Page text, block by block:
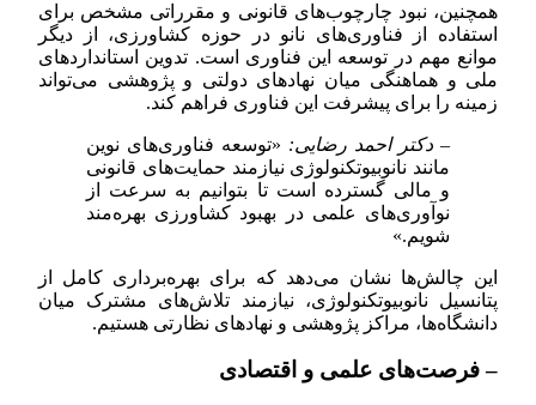
همچنین، نبود چارچوب‌های قانونی و مقرراتی مشخص برای
استفاده از فناوری‌های نانو در حوزه کشاورزی، از دیگر
موانع مهم در توسعه این فناوری است. تدوین استانداردهای
ملی و هماهنگی میان نهادهای دولتی و پژوهشی می‌تواند
زمینه را برای پیشرفت این فناوری فراهم کند.
– دکتر احمد رضایی: «توسعه فناوری‌های نوین
مانند نانوبیوتکنولوژی نیازمند حمایت‌های قانونی
و مالی گسترده است تا بتوانیم به سرعت از
نوآوری‌های علمی در بهبود کشاورزی بهره‌مند
شویم.»
این چالش‌ها نشان می‌دهد که برای بهره‌برداری کامل از
پتانسیل نانوبیوتکنولوژی، نیازمند تلاش‌های مشترک میان
دانشگاه‌ها، مراکز پژوهشی و نهادهای نظارتی هستیم.
– فرصت‌های علمی و اقتصادی